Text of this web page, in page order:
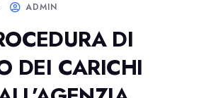
ADMIN
DI
DEI CARICHI